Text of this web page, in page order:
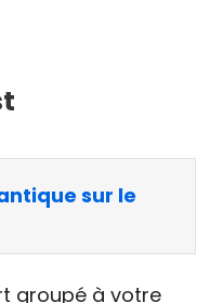
sur le
groupé à votre